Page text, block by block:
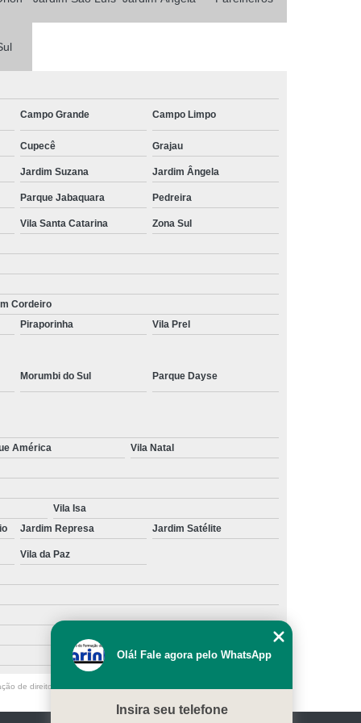
Campo Grande Campo Limpo
Cupecê Grajau
Jardim Suzana Jardim Ângela
Parque Jabaquara Pedreira
Vila Santa Catarina
Zona Sul
Cordeiro
Piraporinha Vila Prel
Morumbi do Sul Parque Dayse
América
Vila Natal
Vila Isa
Jardim Represa Jardim Satélite
Vila da Paz
de direito autoral – artigo 184 do Código Penal –
Olá! Fale agora pelo WhatsApp
Insira seu telefone